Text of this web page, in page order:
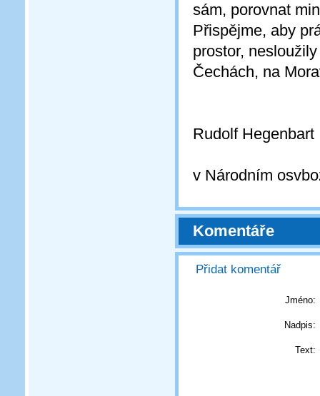
sám, porovnat
Přispějme, aby
prostor,
Čechách, na
Rudolf Hegenbart
v Národním
Komentáře
Přidat komentář
Jméno:
Nadpis:
Text: